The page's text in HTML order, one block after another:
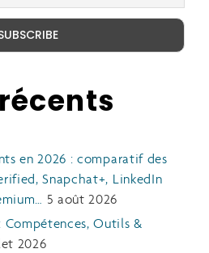
en 2026 : comparatif des
Snapchat+, LinkedIn
5 août 2026
Compétences, Outils &
2026